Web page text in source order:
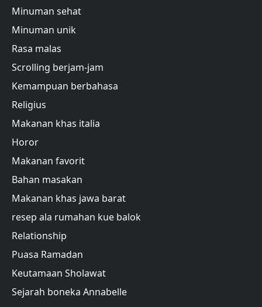
Minuman sehat
Minuman unik
Rasa malas
Scrolling berjam-jam
Kemampuan berbahasa
Religius
Makanan khas italia
Horor
Makanan favorit
Bahan masakan
Makanan khas jawa barat
resep ala rumahan kue balok
Relationship
Puasa Ramadan
Keutamaan Sholawat
Sejarah boneka Annabelle